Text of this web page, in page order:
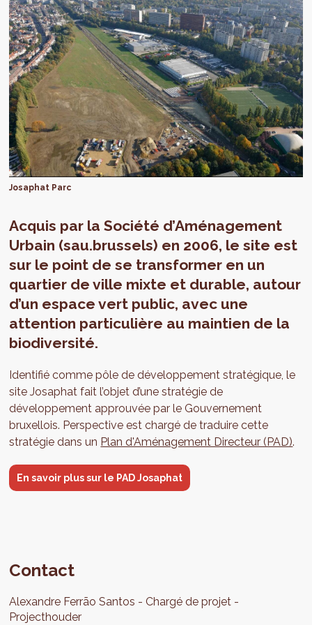
Josaphat Parc
Acquis par la Société d’Aménagement
Urbain (sau.brussels) en 2006, le site est
sur le point de se transformer en un
quartier de ville mixte et durable, autour
d’un espace vert public, avec une
attention particulière au maintien de la
biodiversité.
Identifié comme pôle de développement stratégique, le
site Josaphat fait l’objet d’une stratégie de
développement approuvée par le Gouvernement
bruxellois. Perspective est chargé de traduire cette
stratégie dans un Plan d'Aménagement Directeur (PAD).
En savoir plus sur le PAD Josaphat
Contact
Alexandre Ferrão Santos
Chargé de projet
Projecthouder